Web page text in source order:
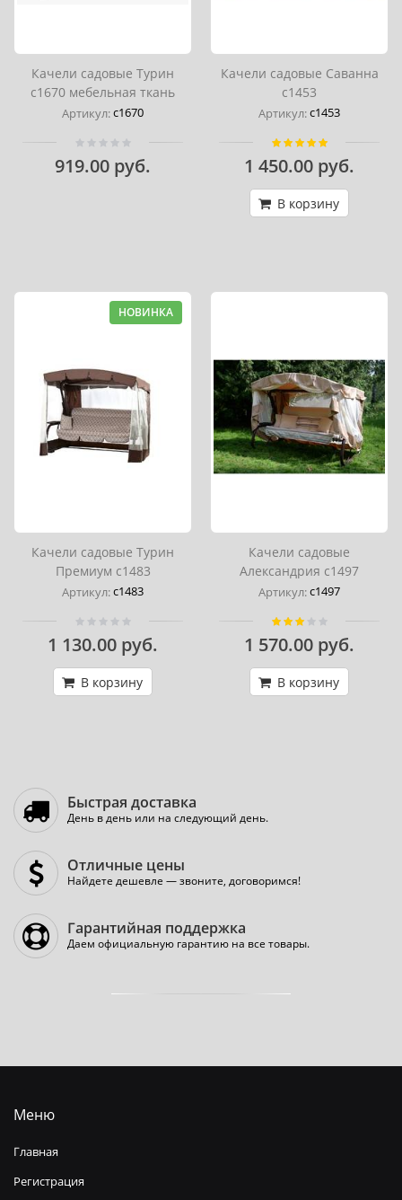
Качели садовые Турин
с1670 мебельная ткань
Артикул:с1670
919.00 руб.
Качели садовые Саванна
с1453
Артикул:с1453
1 450.00 руб.
В корзину
НОВИНКА
Качели садовые Турин
Премиум с1483
Артикул:с1483
1 130.00 руб.
В корзину
Качели садовые
Александрия с1497
Артикул:с1497
1 570.00 руб.
В корзину
Быстрая доставка
День в день или на следующий день.
Отличные цены
Найдете дешевле — звоните, договоримся!
Гарантийная поддержка
Даем официальную гарантию на все товары.
Меню
Главная
Регистрация